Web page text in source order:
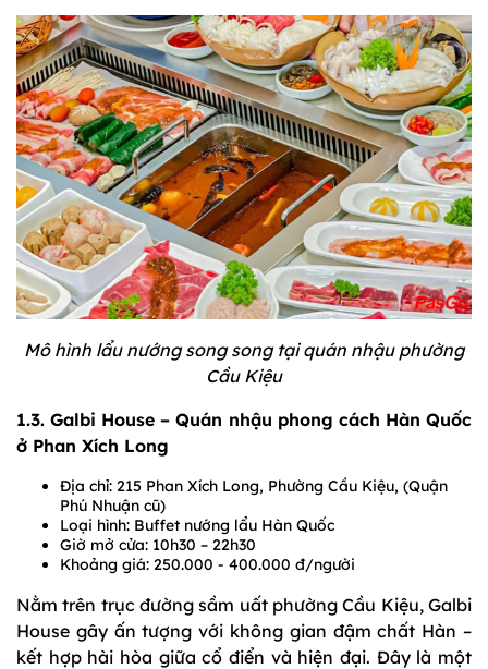
Mô hình lẩu nướng song song tại quán nhậu phường
Cầu Kiệu
1.3. Galbi House – Quán nhậu phong cách Hàn Quốc
ở Phan Xích Long
Địa chỉ: 215 Phan Xích Long, Phường Cầu Kiệu, (Quận
Phú Nhuận cũ)
Loại hình: Buffet nướng lẩu Hàn Quốc
Giờ mở cửa: 10h30 – 22h30
Khoảng giá: 250.000 - 400.000 đ/người
Nằm trên trục đường sầm uất phường Cầu Kiệu, Galbi
House gây ấn tượng với không gian đậm chất Hàn –
kết hợp hài hòa giữa cổ điển và hiện đại. Đây là một